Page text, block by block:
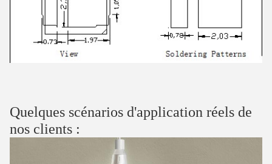
Quelques scénarios d'application réels de
nos clients :